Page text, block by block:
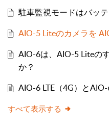
駐車監視モードはバッ
AIO-5 Liteのカメラを
AIO-6は、AIO-5 Liteの
か？
AIO-6 LTE（4G）と
すべて表示する